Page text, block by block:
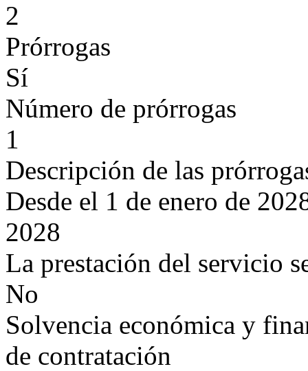
2
Prórrogas
Sí
Número de prórrogas
1
Descripción de las
Desde el 1 de enero de
2028
La prestación del servicio
No
Solvencia económica y
de contratación